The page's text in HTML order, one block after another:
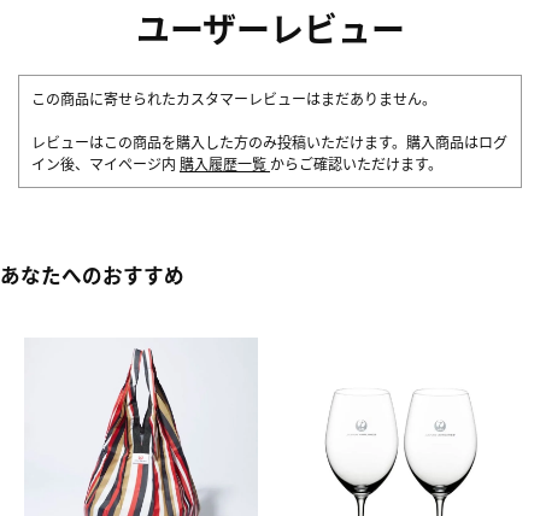
ユーザーレビュー
この商品に寄せられたカスタマーレビューはまだありません。
レビューはこの商品を購入した方のみ投稿いただけます。購入商品はログ
イン後、マイページ内 購入履歴一覧 からご確認いただけます。
あなたへのおすすめ